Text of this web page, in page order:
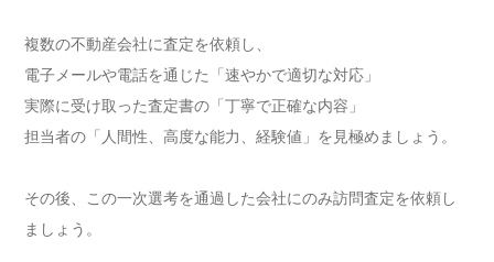
複数の不動産会社に査定を依頼し、
電子メールや電話を通じた「速やかで適切な対応」
実際に受け取った査定書の「丁寧で正確な内容」
担当者の「人間性、高度な能力、経験値」を見極めましょう。
その後、この一次選考を通過した会社にのみ訪問査定を依頼し
ましょう。